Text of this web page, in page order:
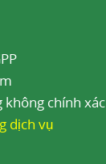
không chính xác
dịch vụ